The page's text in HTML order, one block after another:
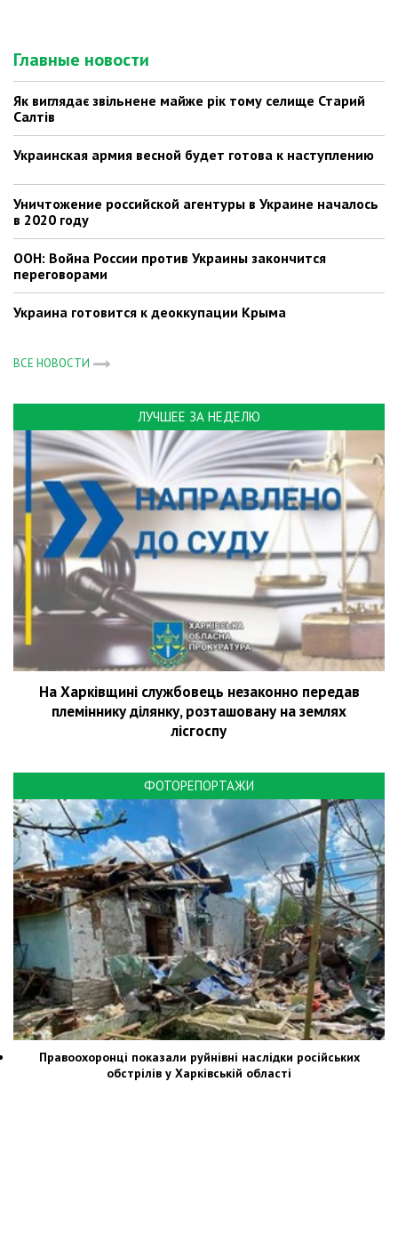
Главные новости
Як виглядає звільнене майже рік тому селище Старий
Салтів
Украинская армия весной будет готова к наступлению
Уничтожение российской агентуры в Украине началось
в 2020 году
ООН: Война России против Украины закончится
переговорами
Украина готовится к деоккупации Крыма
ВСЕ НОВОСТИ
ЛУЧШЕЕ ЗА НЕДЕЛЮ
На Харківщині службовець незаконно передав
племіннику ділянку, розташовану на землях
лісгоспу
ФОТОРЕПОРТАЖИ
Правоохоронці показали руйнівні наслідки російських
обстрілів у Харківській області